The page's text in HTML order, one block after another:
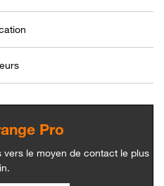
Pro
vers le moyen de contact le plus